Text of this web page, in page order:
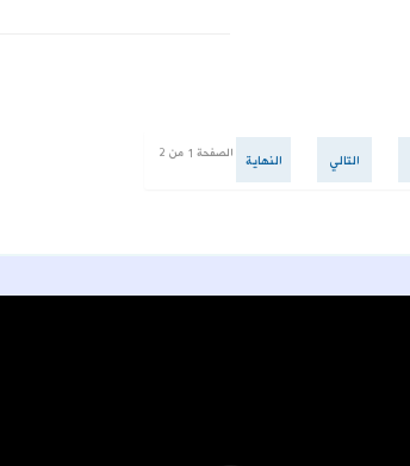
التالي النهاية
الصفحة 1 من 2